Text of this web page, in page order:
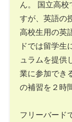
ん。 国立高校
すが、英語の
高校生用の英
ドでは留学生
ュラムを提供
業に参加でき
の補習を２時
フリーバード